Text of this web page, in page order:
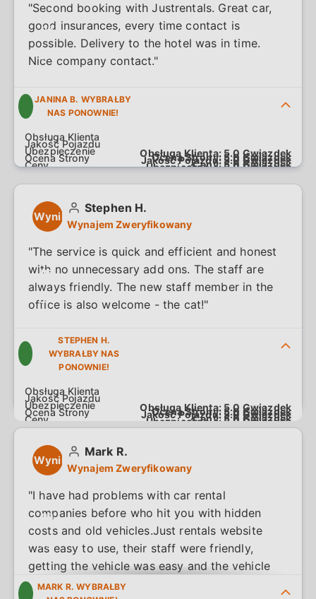
na
5.0
"Second booking with Justrentals. Great car,
good insurances, every time contact is
possible. Delivery to the hotel was in time.
Nice company contact."
JANINA B. WYBRAŁBY
NAS PONOWNIE!
Obsługa Klienta: 5.0 Gwiazdek
Jakość Pojazdu: 5.0 Gwiazdek
Ubezpieczenie:5.0Gwiazdek
Ocena Strony: 5.0 Gwiazdek
Ceny:5.0Gwiazdek
Wynik
5.0
na
5.0
Stephen H.
Wynajem Zweryfikowany
"The service is quick and efficient and honest
with no unnecessary add ons. The staff are
always friendly. The new staff member in the
office is also welcome - the cat!"
STEPHEN H.
WYBRAŁBY NAS
PONOWNIE!
Obsługa Klienta: 5.0 Gwiazdek
Jakość Pojazdu: 5.0 Gwiazdek
Ubezpieczenie: 5.0 Gwiazdek
Ocena Strony: 5.0 Gwiazdek
Ceny: 5.0 Gwiazdek
Wynik
4.8
na
5.0
Mark R.
Wynajem Zweryfikowany
"I have had problems with car rental
companies before who hit you with hidden
costs and old vehicles.Just rentals website
was easy to use, their staff were friendly,
getting the vehicle was easy and the vehicle
was nearly new and perfect for what I
MARK R. WYBRAŁBY